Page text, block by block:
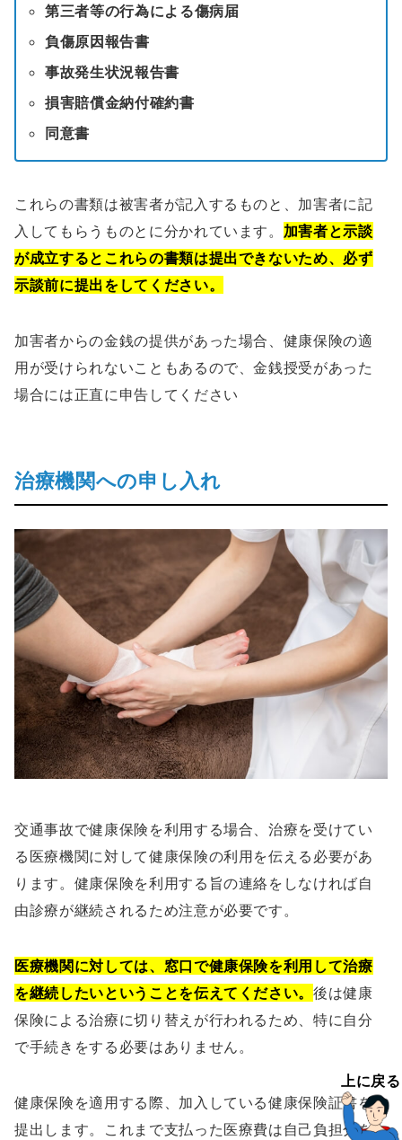
第三者等の行為による傷病届
負傷原因報告書
事故発生状況報告書
損害賠償金納付確約書
同意書
これらの書類は被害者が記入するものと、加害者に記
入してもらうものとに分かれています。 加害者と示談
が成立するとこれらの書類は提出できないため、必ず
示談前に提出をしてください。
加害者からの金銭の提供があった場合、健康保険の適
用が受けられないこともあるので、金銭授受があった
場合には正直に申告してください
治療機関への申し入れ
交通事故で健康保険を利用する場合、治療を受けてい
る医療機関に対して健康保険の利用を伝える必要があ
ります。健康保険を利用する旨の連絡をしなければ自
由診療が継続されるため注意が必要です。
医療機関に対しては、窓口で健康保険を利用して治療
を継続したいということを伝えてください。後は健康
保険による治療に切り替えが行われるため、特に自分
で手続きをする必要はありません。
健康保険を適用する際、加入している健康保険証書を
提出します。これまで支払った医療費は自己負担分を
上に戻る